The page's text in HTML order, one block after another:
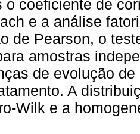
o coeficiente de
e a análise
de Pearson, o
amostras
de evolução
A
Wilk e a